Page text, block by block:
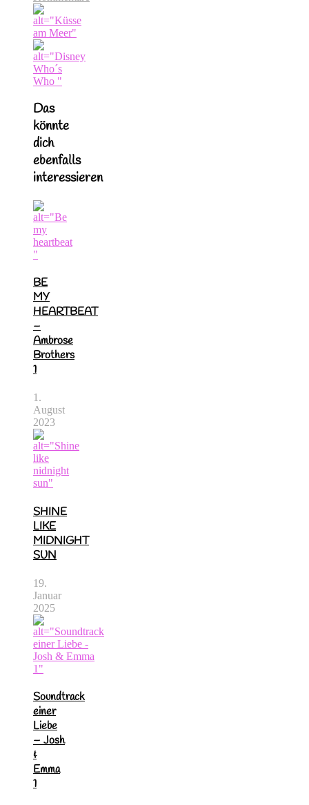
Das
könnte
dich
ebenfalls
interessieren
BE
MY
HEARTBEAT
–
Ambrose
Brothers
1
1.
August
2023
SHINE
LIKE
MIDNIGHT
SUN
19.
Januar
2025
Soundtrack
einer
Liebe
– Josh
&
Emma
1